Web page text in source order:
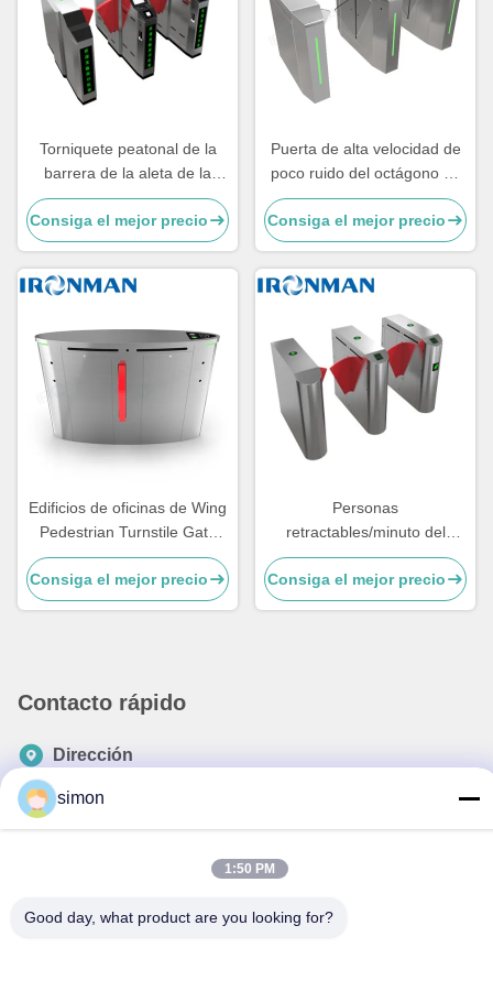
Torniquete peatonal de la
barrera de la aleta de la
seguridad, torniquetes de la
altura de la cintura
Consiga el mejor precio
Puerta de alta velocidad de
poco ruido del octágono de
la aleta de la barrera del
aeropuerto oblicuo del
torniquete
Consiga el mejor precio
Edificios de oficinas de Wing
Pedestrian Turnstile Gate
For/hoteles ovales
Consiga el mejor precio
Personas
retractables/minuto del
control de acceso 45-50 de
la puerta del torniquete de la
barrera de la aleta para la
Consiga el mejor precio
Contacto rápido
Dirección
No. 11, camino industrial de Lingwu, calle de Guanlan,
distrito de Longhua, Shenzhen
Correo electrónico
simon
1:50 PM
Good day, what product are you looking for?